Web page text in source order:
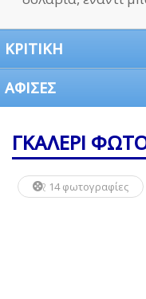
ΚΡΙΤΙΚΗ
ΑΦΙΣΕΣ
ΓΚΑΛΕΡΙ
14 φωτογραφίες